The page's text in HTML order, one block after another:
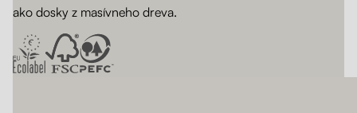
ako dosky z masívneho dreva.